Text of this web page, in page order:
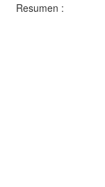
Resumen :